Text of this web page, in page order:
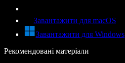
Завантажити для macOS
Завантажити для Windows
Рекомендовані матеріали